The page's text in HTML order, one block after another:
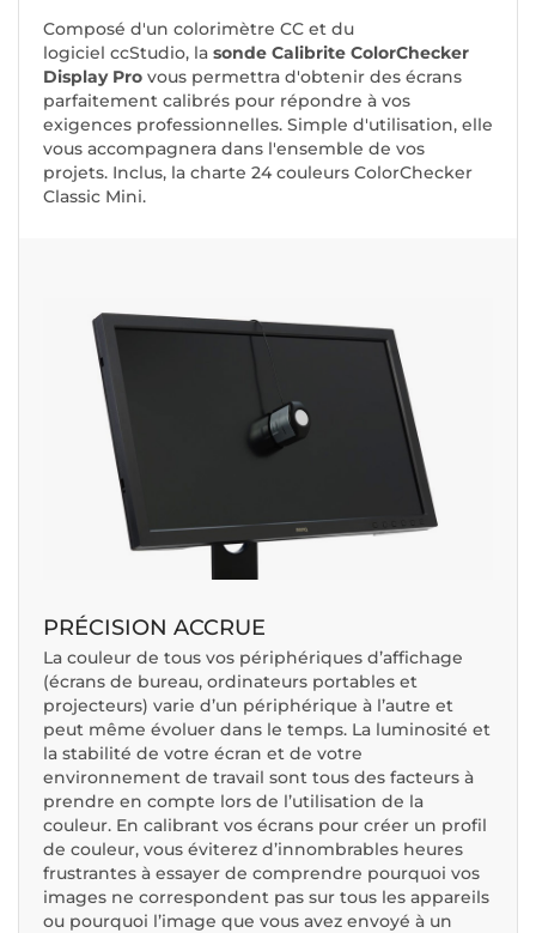
Composé d'un colorimètre CC et du
logiciel ccStudio, la sonde Calibrite ColorChecker
Display Pro vous permettra d'obtenir des écrans
parfaitement calibrés pour répondre à vos
exigences professionnelles. Simple d'utilisation, elle
vous accompagnera dans l'ensemble de vos
projets. Inclus, la charte 24 couleurs ColorChecker
Classic Mini.
PRÉCISION ACCRUE
La couleur de tous vos périphériques d’affichage
(écrans de bureau, ordinateurs portables et
projecteurs) varie d’un périphérique à l’autre et
peut même évoluer dans le temps. La luminosité et
la stabilité de votre écran et de votre
environnement de travail sont tous des facteurs à
prendre en compte lors de l’utilisation de la
couleur. En calibrant vos écrans pour créer un profil
de couleur, vous éviterez d’innombrables heures
frustrantes à essayer de comprendre pourquoi vos
images ne correspondent pas sur tous les appareils
ou pourquoi l’image que vous avez envoyé à un